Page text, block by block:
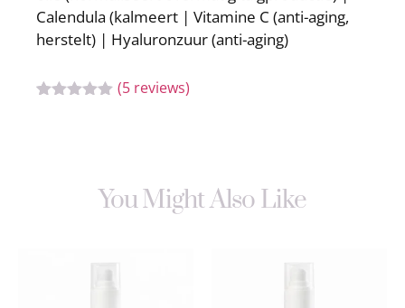
Calendula (kalmeert | Vitamine C (anti-aging,
herstelt) | Hyaluronzuur (anti-aging)
(5 reviews)
You Might Also Like